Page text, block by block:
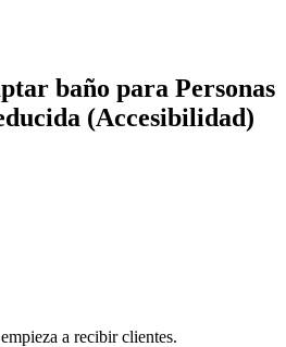
baño para Personas
(Accesibilidad)
a recibir clientes.